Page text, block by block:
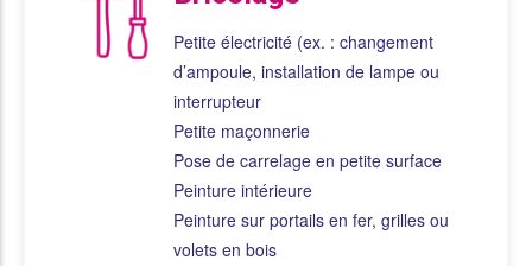
Petite électricité (ex. : changement
d’ampoule, installation de lampe ou
interrupteur
Petite maçonnerie
Pose de carrelage en petite surface
Peinture intérieure
Peinture sur portails en fer, grilles ou
volets en bois